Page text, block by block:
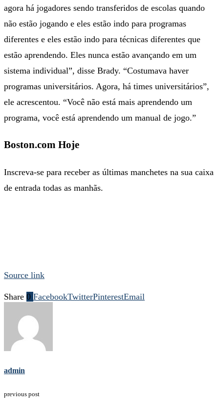
agora há jogadores sendo transferidos de escolas quando
não estão jogando e eles estão indo para programas
diferentes e eles estão indo para técnicas diferentes que
estão aprendendo. Eles nunca estão avançando em um
sistema individual”, disse Brady. “Costumava haver
programas universitários. Agora, há times universitários”,
ele acrescentou. “Você não está mais aprendendo um
programa, você está aprendendo um manual de jogo.”
Boston.com Hoje
Inscreva-se para receber as últimas manchetes na sua caixa
de entrada todas as manhãs.
Source link
Share 0 FacebookTwitterPinterestEmail
admin
previous post